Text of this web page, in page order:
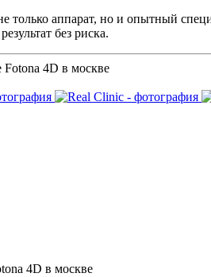
только аппарат, но и опытный
без риска.
4D в москве
4D в москве